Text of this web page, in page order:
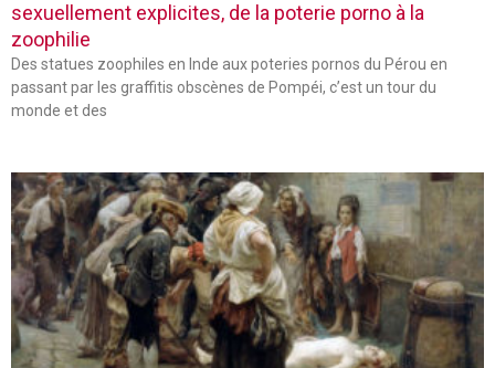
sexuellement explicites, de la poterie porno à la
zoophilie
Des statues zoophiles en Inde aux poteries pornos du Pérou en
passant par les graffitis obscènes de Pompéi, c’est un tour du
monde et des